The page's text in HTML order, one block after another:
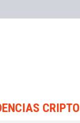
CRIPTO